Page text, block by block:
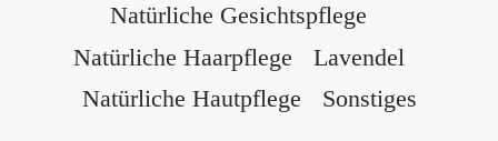
Natürliche Gesichtspflege
Natürliche Haarpflege
Lavendel
Natürliche Hautpflege
Sonstiges